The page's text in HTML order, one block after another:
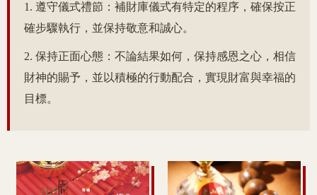
1. 遵守儀式禮節：補財庫儀式有特定的程序，確保按正
確步驟執行，並保持敬意和誠心。
2. 保持正面心態：不論結果如何，保持感恩之心，相信
財神的賜予，並以積極的行動配合，實現財富與幸福的
目標。